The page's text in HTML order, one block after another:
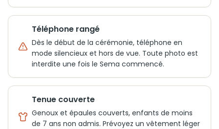
Téléphone rangé
Dès le début de la cérémonie, téléphone en
mode silencieux et hors de vue. Toute photo est
interdite une fois le Sema commencé.
Tenue couverte
Genoux et épaules couverts, enfants de moins
de 7 ans non admis. Prévoyez un vêtement léger